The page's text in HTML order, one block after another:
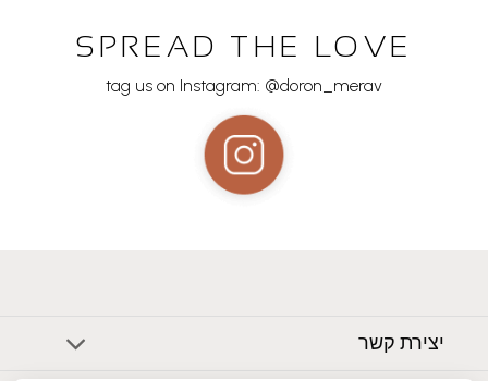
SPREAD THE LOVE
tag us on Instagram: @doron_merav
יצירת קשר